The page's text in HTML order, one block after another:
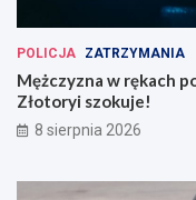
POLICJA ZATRZYMANIA
Mężczyzna w rękach
Złotoryi szokuje!
8 sierpnia 2026